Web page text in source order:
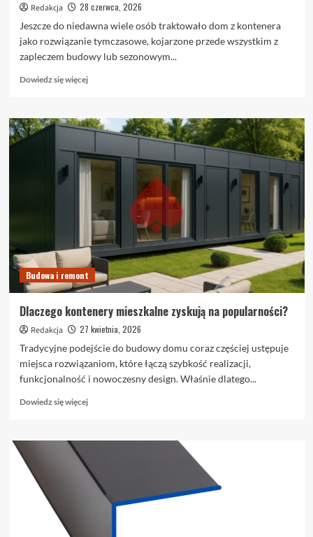
Redakcja
28 czerwca, 2026
Jeszcze do niedawna wiele osób traktowało dom z kontenera
jako rozwiązanie tymczasowe, kojarzone przede wszystkim z
zapleczem budowy lub sezonowym...
Dowiedz się więcejDowiedz
o
Dom
całoroczny.
Kiedy
naprawdę
ma
sens?
Budowa i remont
Dlaczego kontenery mieszkalne zyskują na popularności?
Redakcja
27 kwietnia, 2026
Tradycyjne podejście do budowy domu coraz częściej ustępuje
miejsca rozwiązaniom, które łączą szybkość realizacji,
funkcjonalność i nowoczesny design. Właśnie dlatego...
Dowiedz się więcejDowiedz
o
kontenery
mieszkalne
zyskują